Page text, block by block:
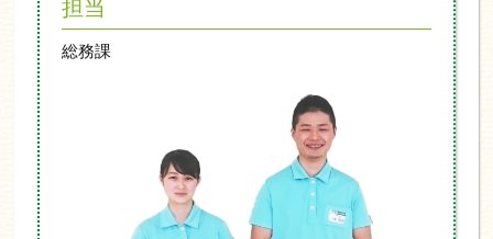
担当
総務課